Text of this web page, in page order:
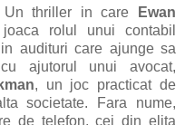
thriller in care
Ewan
joaca rolul unui contabil
audituri care ajunge sa
ajutorul unui avocat,
, un joc practicat de
societate. Fara nume,
de telefon, cei din elita